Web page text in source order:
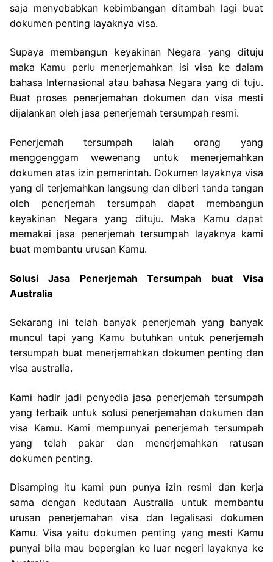
saja menyebabkan kebimbangan ditambah lagi buat
dokumen penting layaknya visa.
Supaya membangun keyakinan Negara yang dituju
maka Kamu perlu menerjemahkan isi visa ke dalam
bahasa Internasional atau bahasa Negara yang di tuju.
Buat proses penerjemahan dokumen dan visa mesti
dijalankan oleh jasa penerjemah tersumpah resmi.
Penerjemah tersumpah ialah orang yang
menggenggam wewenang untuk menerjemahkan
dokumen atas izin pemerintah. Dokumen layaknya visa
yang di terjemahkan langsung dan diberi tanda tangan
oleh penerjemah tersumpah dapat membangun
keyakinan Negara yang dituju. Maka Kamu dapat
memakai jasa penerjemah tersumpah layaknya kami
buat membantu urusan Kamu.
Solusi Jasa Penerjemah Tersumpah buat Visa
Australia
Sekarang ini telah banyak penerjemah yang banyak
muncul tapi yang Kamu butuhkan untuk penerjemah
tersumpah buat menerjemahkan dokumen penting dan
visa australia.
Kami hadir jadi penyedia jasa penerjemah tersumpah
yang terbaik untuk solusi penerjemahan dokumen dan
visa Kamu. Kami mempunyai penerjemah tersumpah
yang telah pakar dan menerjemahkan ratusan
dokumen penting.
Disamping itu kami pun punya izin resmi dan kerja
sama dengan kedutaan Australia untuk membantu
urusan penerjemahan visa dan legalisasi dokumen
Kamu. Visa yaitu dokumen penting yang mesti Kamu
punyai bila mau bepergian ke luar negeri layaknya ke